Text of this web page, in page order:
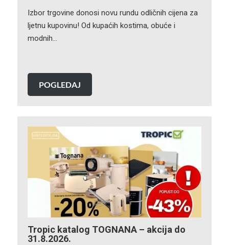
Izbor trgovine donosi novu rundu odličnih cijena za
ljetnu kupovinu! Od kupaćih kostima, obuće i
modnih…
POGLEDAJ
Tropic katalog TOGNANA – akcija do
31.8.2026.